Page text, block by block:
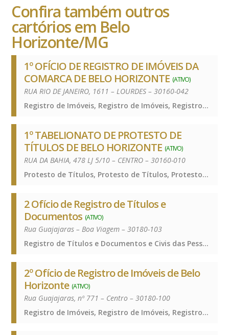
Confira também outros
cartórios em Belo
Horizonte/MG
1º OFÍCIO DE REGISTRO DE IMÓVEIS DA
COMARCA DE BELO HORIZONTE (ATIVO)
RUA RIO DE JANEIRO, 1611 – LOURDES – 30160-042
Registro de Imóveis, Registro de Imóveis, Registro de Imóveis, Registro de Imóveis
1º TABELIONATO DE PROTESTO DE
TÍTULOS DE BELO HORIZONTE (ATIVO)
RUA DA BAHIA, 478 LJ 5/10 – CENTRO – 30160-010
Protesto de Títulos, Protesto de Títulos, Protesto de Títulos, Protesto de Títulos
2 Ofício de Registro de Títulos e
Documentos (ATIVO)
Rua Guajajaras – Boa Viagem – 30180-103
Registro de Títulos e Documentos e Civis das Pessoas Jurídicas, Registro de Títulos e Documentos e Civis das Pessoas Jurídicas, Registro de Títulos e Documentos e Civis das Pessoas Jurídicas, Registro de Títulos e Documentos e Civis das Pessoas Jurídicas
2º Ofício de Registro de Imóveis de Belo
Horizonte (ATIVO)
Rua Guajajaras, nº 771 – Centro – 30180-100
Registro de Imóveis, Registro de Imóveis, Registro de Imóveis, Registro de Imóveis